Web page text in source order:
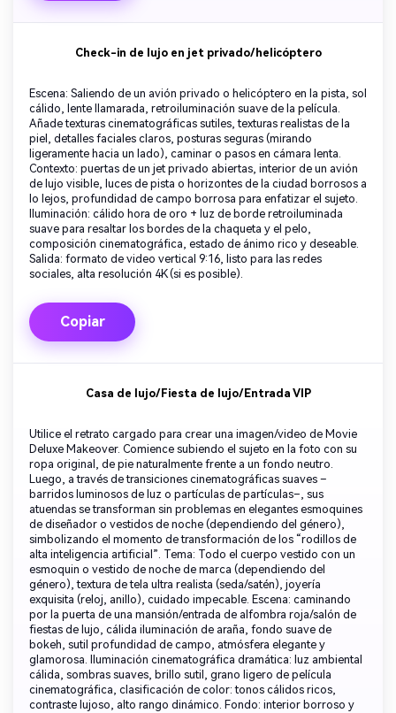
Check-in de lujo en jet privado/helicóptero
Escena: Saliendo de un avión privado o helicóptero en la pista, sol
cálido, lente llamarada, retroiluminación suave de la película.
Añade texturas cinematográficas sutiles, texturas realistas de la
piel, detalles faciales claros, posturas seguras (mirando
ligeramente hacia un lado), caminar o pasos en cámara lenta.
Contexto: puertas de un jet privado abiertas, interior de un avión
de lujo visible, luces de pista o horizontes de la ciudad borrosos a
lo lejos, profundidad de campo borrosa para enfatizar el sujeto.
Iluminación: cálido hora de oro + luz de borde retroiluminada
suave para resaltar los bordes de la chaqueta y el pelo,
composición cinematográfica, estado de ánimo rico y deseable.
Salida: formato de video vertical 9:16, listo para las redes
sociales, alta resolución 4K (si es posible).
Copiar
Casa de lujo/Fiesta de lujo/Entrada VIP
Utilice el retrato cargado para crear una imagen/video de Movie
Deluxe Makeover. Comience subiendo el sujeto en la foto con su
ropa original, de pie naturalmente frente a un fondo neutro.
Luego, a través de transiciones cinematográficas suaves –
barridos luminosos de luz o partículas de partículas–, sus
atuendas se transforman sin problemas en elegantes esmoquines
de diseñador o vestidos de noche (dependiendo del género),
simbolizando el momento de transformación de los “rodillos de
alta inteligencia artificial”. Tema: Todo el cuerpo vestido con un
esmoquin o vestido de noche de marca (dependiendo del
género), textura de tela ultra realista (seda/satén), joyería
exquisita (reloj, anillo), cuidado impecable. Escena: caminando
por la puerta de una mansión/entrada de alfombra roja/salón de
fiestas de lujo, cálida iluminación de araña, fondo suave de
bokeh, sutil profundidad de campo, atmósfera elegante y
glamorosa. Iluminación cinematográfica dramática: luz ambiental
cálida, sombras suaves, brillo sutil, grano ligero de película
cinematográfica, clasificación de color: tonos cálidos ricos,
contraste lujoso, alto rango dinámico. Fondo: interior borroso y